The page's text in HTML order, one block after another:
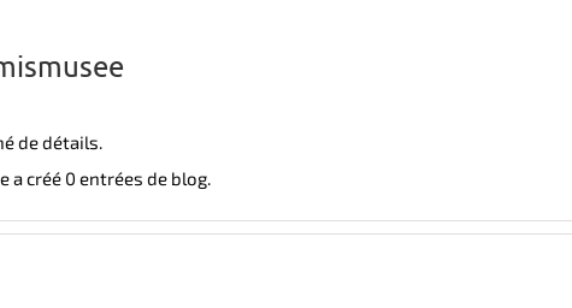
de détails.
a créé 0 entrées de blog.